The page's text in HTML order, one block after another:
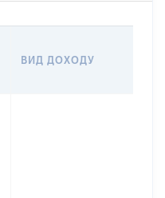
ВИД ДОХОДУ